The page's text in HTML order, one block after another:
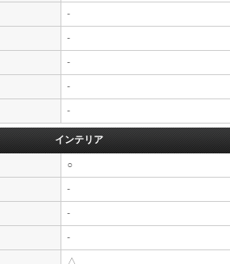
-
-
-
-
-
インテリア
○
-
-
-
△